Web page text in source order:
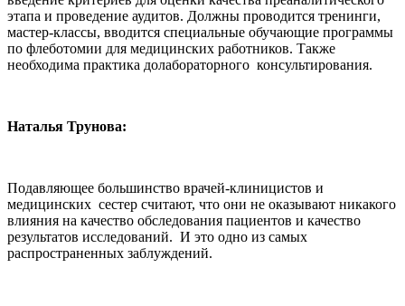
этапа и проведение аудитов. Должны проводится тренинги,
мастер-классы, вводится специальные обучающие программы
по флеботомии для медицинских работников. Также
необходима практика долабораторного консультирования.
Наталья Трунова:
Подавляющее большинство врачей-клиницистов и
медицинских сестер считают, что они не оказывают никакого
влияния на качество обследования пациентов и качество
результатов исследований. И это одно из самых
распространенных заблуждений.